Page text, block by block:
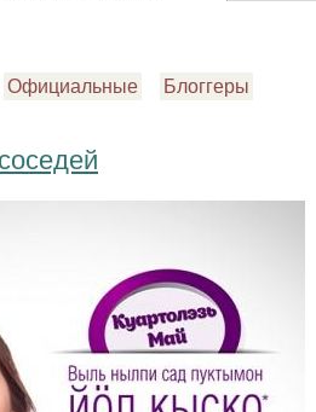
Официальные Блоггеры